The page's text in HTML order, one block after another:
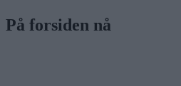
På forsiden nå